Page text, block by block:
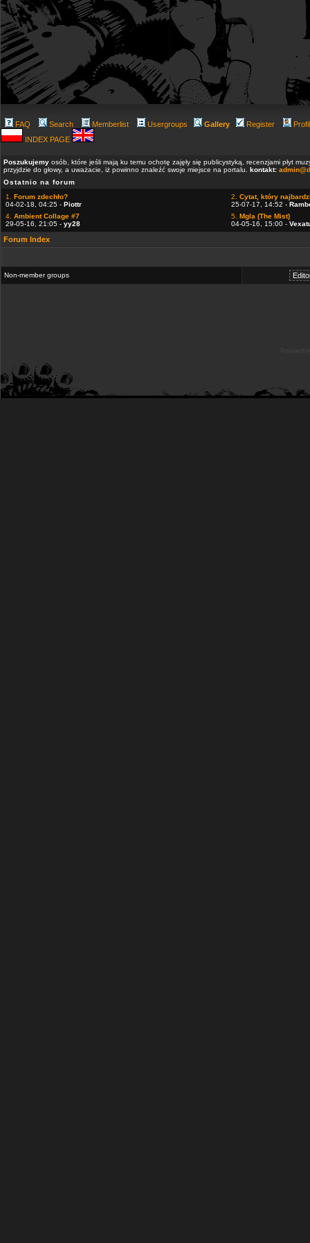
FAQ Search Memberlist Usergroups Gallery Register
INDEX PAGE
Poszukujemy osób, które jeśli mają ku temu ochotę zajęły się publicystyką, recenzjami płyt
przyjdzie do głowy, a uważacie, iż powinno znaleźć swoje miejsce na portalu. kontakt:
Ostatnio na forum
1. Forum zdechło?
04-02-18, 04:25 - Piottr
2. Cytat, który
25-07-17, 14:52 -
4. Ambient Collage #7
29-05-16, 21:05 - yy28
5. Mgla (The Mist)
04-05-16, 15:00 -
Forum Index
Non-member groups